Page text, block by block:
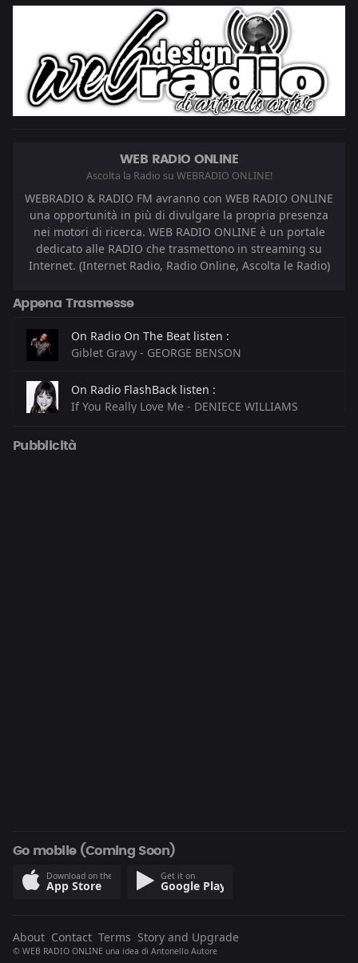
WEB RADIO ONLINE
Ascolta la Radio su WEBRADIO ONLINE!
WEBRADIO & RADIO FM avranno con WEB RADIO ONLINE
una opportunità in più di divulgare la propria presenza
nei motori di ricerca. WEB RADIO ONLINE è un portale
dedicato alle RADIO che trasmettono in streaming su
Internet. (Internet Radio, Radio Online, Ascolta le Radio)
Appena Trasmesse
On Radio On The Beat listen :
Giblet Gravy - GEORGE BENSON
On Radio FlashBack listen :
If You Really Love Me - DENIECE WILLIAMS
On Radio Lucrethia listen :
Pubblicità
Go mobile (Coming Soon)
Download on the
App Store
Get it on
Google Play
About Contact Terms Story and Upgrade
© WEB RADIO ONLINE una idea di Antonello Autore